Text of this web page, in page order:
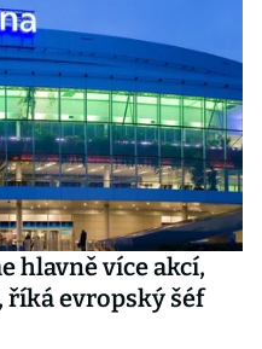
hlavně více akcí,
říká evropský šéf